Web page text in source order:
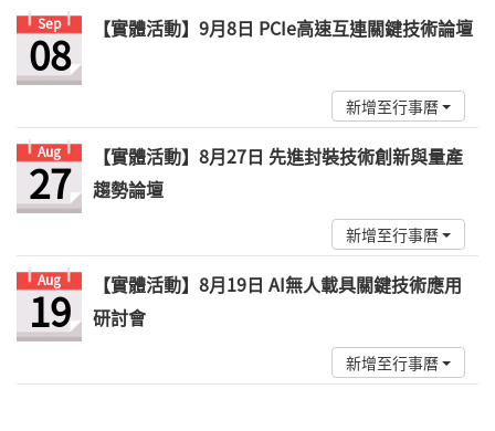
Sep
08 【實體活動】9月8日 PCIe高速互連關鍵技術論壇
新增至行事曆
Aug
27
【實體活動】8月27日 先進封裝技術創新與量產
趨勢論壇
新增至行事曆
Aug
19
【實體活動】8月19日 AI無人載具關鍵技術應用
研討會
新增至行事曆